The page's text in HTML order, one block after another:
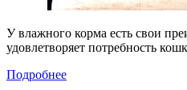
У влажного корма есть свои
удовлетворяет потребность
Подробнее